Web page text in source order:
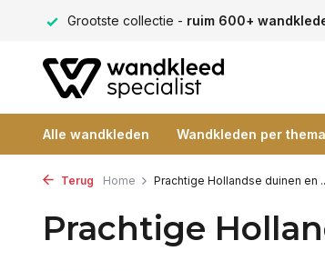
Grootste collectie - ruim 600+
Alle wandkleden Wandkleden per thema
Terug Home Prachtige Hollandse duinen en
Prachtige